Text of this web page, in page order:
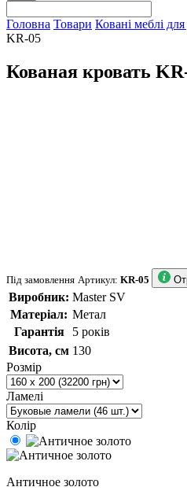
Головна Товари Ковані меблі
KR-05
Кованая кровать
Під замовлення Артикул: KR-05
Виробник: Master SV
Матеріал: Метал
Гарантія
5 років
Висота, см 130
Розмір
Ламелі
Колір
Античное золото